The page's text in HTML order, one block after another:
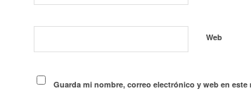
Web
Guarda mi nombre, correo electrónico y web en